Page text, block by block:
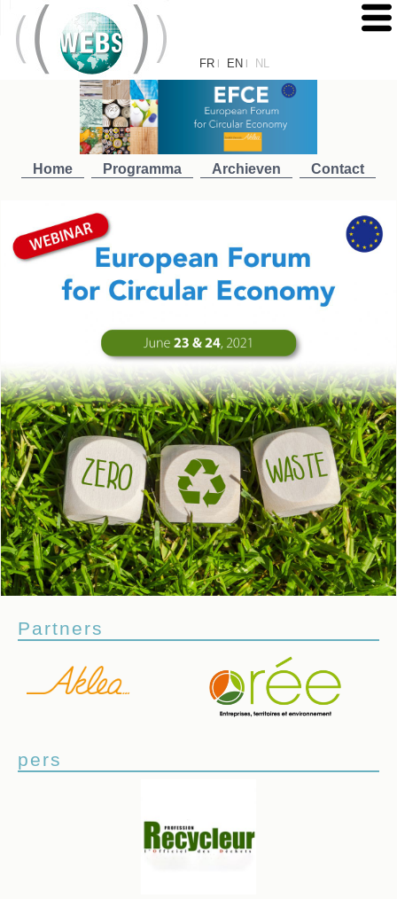
FR | EN | NL
Home Programma Archieven Contact
Partners
pers